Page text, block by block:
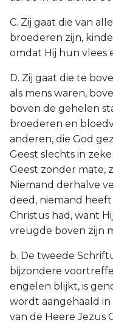
C. Zij gaat die van
broederen zijn,
omdat Hij hun vlees
D. Zij gaat die te
als mens waren,
boven de gehelen
broederen en
anderen, die God
Geest slechts in
Geest zonder mate,
Niemand derhalve
deed, niemand
Christus had, want
vreugde boven zijn
b. De tweede
bijzondere
engelen blijkt, is
wordt aangehaald in
van de Heere Jezus